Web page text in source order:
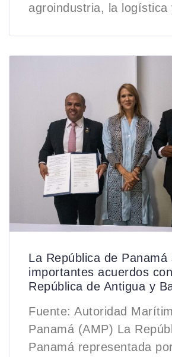
agroindustria, la logística
La República de Panamá
importantes acuerdos
República de Antigua y
Fuente: Autoridad
Panamá (AMP) La
Panamá representada